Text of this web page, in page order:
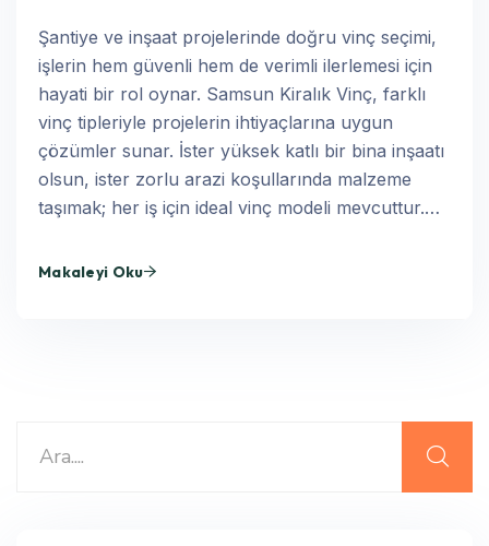
Şantiye ve inşaat projelerinde doğru vinç seçimi,
işlerin hem güvenli hem de verimli ilerlemesi için
hayati bir rol oynar. Samsun Kiralık Vinç, farklı
vinç tipleriyle projelerin ihtiyaçlarına uygun
çözümler sunar. İster yüksek katlı bir bina inşaatı
olsun, ister zorlu arazi koşullarında malzeme
taşımak; her iş için ideal vinç modeli mevcuttur.…
Makaleyi Oku